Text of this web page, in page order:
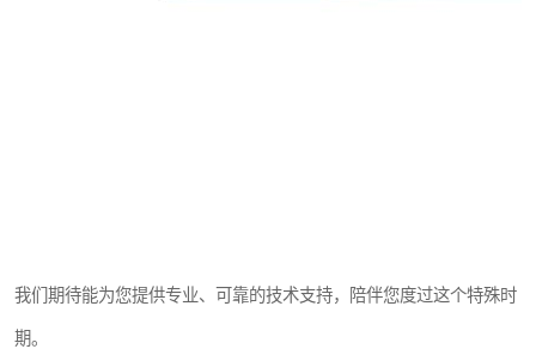
我们期待能为您提供专业、可靠的技术支持，陪伴您度过这个特殊时
期。